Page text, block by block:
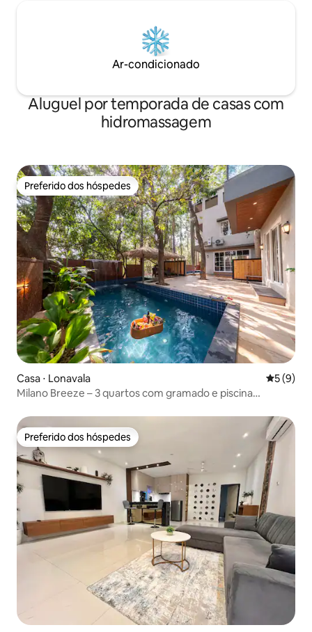
Ar-condicionado
Aluguel por temporada de casas com
hidromassagem
Preferido dos hóspedes
Preferido dos hóspedes
Casa ⋅ Lonavala 5 de
5 (9)
Milano Breeze – 3 quartos com gramado e piscina
Preferido dos hóspedes
Preferido dos hóspedes